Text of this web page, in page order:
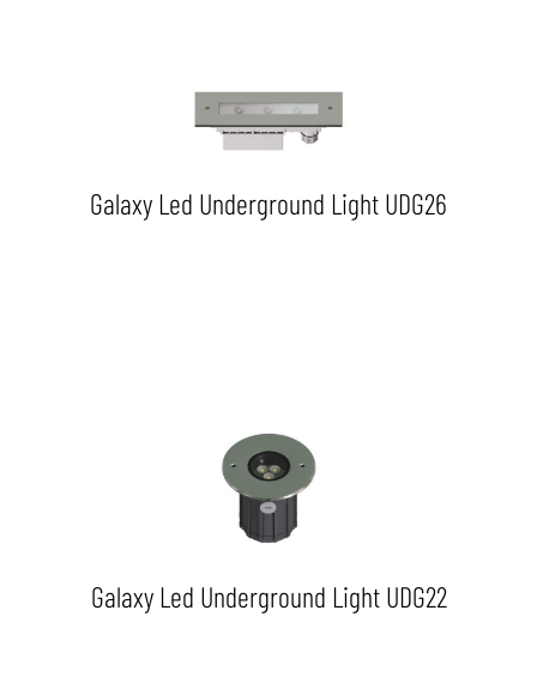
Galaxy Led Underground Light UDG26
Galaxy Led Underground Light UDG22